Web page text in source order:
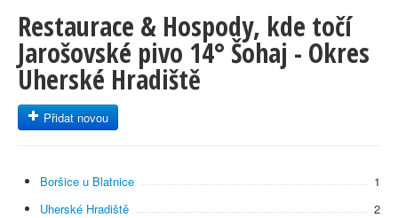
Restaurace & Hospody, kde točí
Jarošovské pivo 14° Šohaj - Okres
Uherské Hradiště
Přidat novou
Boršice u Blatnice
1
Uherské Hradiště
2